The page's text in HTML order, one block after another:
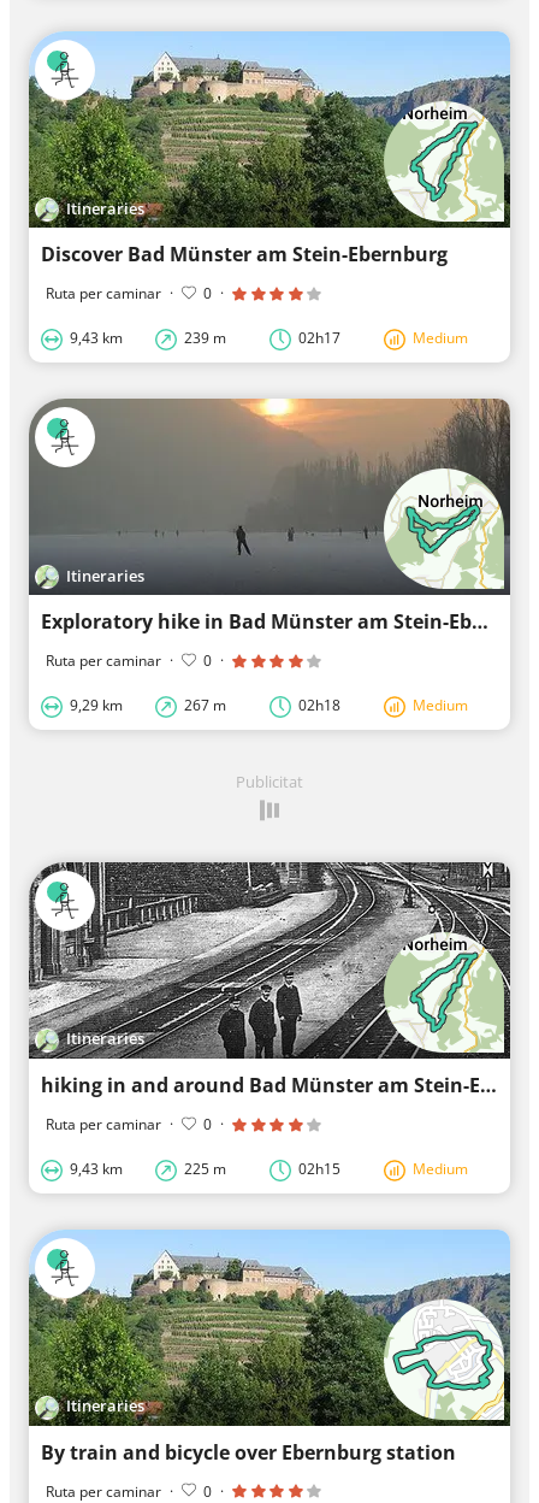
Itineraries
Discover Bad Münster am Stein-Ebernburg
Ruta per caminar · 0 ·
9,43 km 239 m 02h17 Medium
Itineraries
Exploratory hike in Bad Münster am Stein-Ebernburg
Ruta per caminar · 0 ·
9,29 km 267 m 02h18 Medium
Publicitat
Itineraries
hiking in and around Bad Münster am Stein-Ebernburg (including various GR routes)
Ruta per caminar · 0 ·
9,43 km 225 m 02h15 Medium
Itineraries
By train and bicycle over Ebernburg station
Ruta per caminar · 0 ·